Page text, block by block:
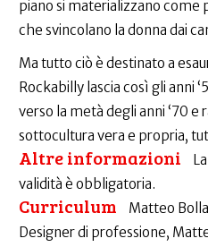
piano si materializzano come
che svincolano la donna dai
Ma tutto ciò è destinato a
Rockabilly lascia così gli anni
verso la metà degli anni ‘70 e
sottocultura vera e propria,
Altre informazioni
validità è obbligatoria.
Curriculum
Matteo
Designer di professione,